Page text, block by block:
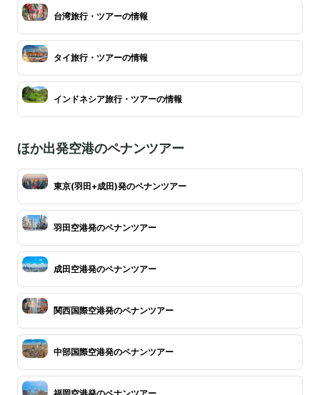
台湾旅行・ツアーの情報
タイ旅行・ツアーの情報
インドネシア旅行・ツアーの情報
ほか出発空港のペナンツアー
東京(羽田+成田)発のペナンツアー
羽田空港発のペナンツアー
成田空港発のペナンツアー
関西国際空港発のペナンツアー
中部国際空港発のペナンツアー